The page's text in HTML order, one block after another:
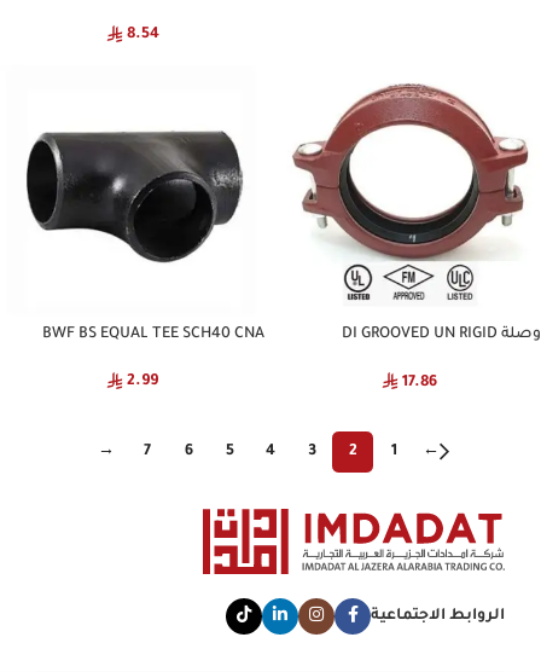
8.54
وصلة DI GROOVED UN RIGID
17.86
BWF BS EQUAL TEE SCH40 CNA
2.99
←
1
2
3
4
5
6
7
→
الروابط الاجتماعية